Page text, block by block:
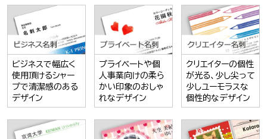
ビジネスで幅広く
使用頂けるシャー
プで清潔感のある
デザイン
プライベートや個
人事業向けの柔ら
かい印象のおしゃ
れなデザイン
クリエイターの個性
が光る、少し尖って
少しユーモラスな
個性的なデザイン